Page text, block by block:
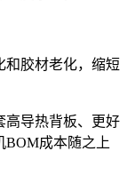
和胶材老化，缩短
高导热背板、更好
BOM成本随之上